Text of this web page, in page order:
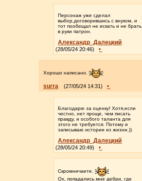
Персонаж уже сделал
выбор,договорившись с внуком, и
тот пообещал не искать и не брать
в руки патрон.
Александр_Далецкий
(28/05/24 20:46) •
Хорошо написано.
surra (27/05/24 14:31) •
Благодарю за оценку! Хотя,если
честно, нет проще, чем писать
правду, и особого таланта для
этого не требуется. Потому и
записываю истории из жизни.))
Александр_Далецкий
(28/05/24 20:49) •
Скромничаете.
Ох, попадались мне дебри, где